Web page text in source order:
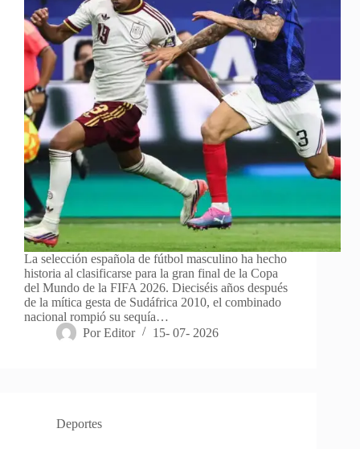
La selección española de fútbol masculino ha hecho
historia al clasificarse para la gran final de la Copa
del Mundo de la FIFA 2026. Dieciséis años después
de la mítica gesta de Sudáfrica 2010, el combinado
nacional rompió su sequía…
Por Editor 15- 07- 2026
Deportes